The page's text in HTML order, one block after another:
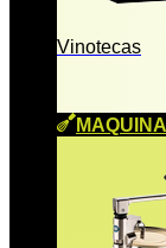
Vinotecas